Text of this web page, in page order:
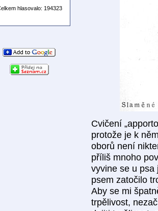
hlasovalo: 194323
Cvičení
protože je k
oborů není
příliš mnoho
vyvine se u psa
psem zatočilo
Aby se mi
trpělivost,